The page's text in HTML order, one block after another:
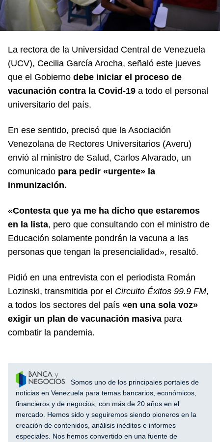
La rectora de la Universidad Central de Venezuela
(UCV), Cecilia García Arocha, señaló este jueves
que el Gobierno debe iniciar el proceso de
vacunación contra la Covid-19 a todo el personal
universitario del país.
En ese sentido, precisó que la Asociación
Venezolana de Rectores Universitarios (Averu)
envió al ministro de Salud, Carlos Alvarado, un
comunicado para pedir «urgente» la
inmunización.
«Contesta que ya me ha dicho que estaremos
en la lista, pero que consultando con el ministro de
Educación solamente pondrán la vacuna a las
personas que tengan la presencialidad», resaltó.
Pidió en una entrevista con el periodista Román
Lozinski, transmitida por el Circuito Éxitos 99.9 FM,
a todos los sectores del país «en una sola voz»
exigir un plan de vacunación masiva para
combatir la pandemia.
Somos uno de los principales portales de
noticias en Venezuela para temas bancarios, económicos,
financieros y de negocios, con más de 20 años en el
mercado. Hemos sido y seguiremos siendo pioneros en la
creación de contenidos, análisis inéditos e informes
especiales. Nos hemos convertido en una fuente de